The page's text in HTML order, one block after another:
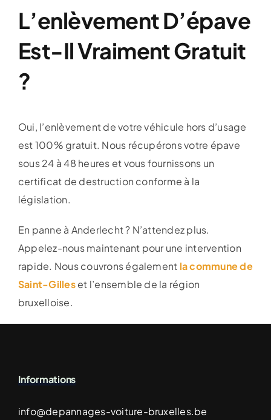
L’enlèvement D’épave
Est-Il Vraiment Gratuit
?
Oui, l’enlèvement de votre véhicule hors d’usage
est 100% gratuit. Nous récupérons votre épave
sous 24 à 48 heures et vous fournissons un
certificat de destruction conforme à la
législation.
En panne à Anderlecht ? N’attendez plus.
Appelez-nous maintenant pour une intervention
rapide. Nous couvrons également la commune de
Saint-Gilleset l’ensemble de la région
bruxelloise.
Informations
info@depannages-voiture-bruxelles.be